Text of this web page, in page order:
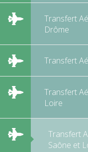
Transfert
Drôme
Transfert
Transfert
Loire
Transfert
Saône et